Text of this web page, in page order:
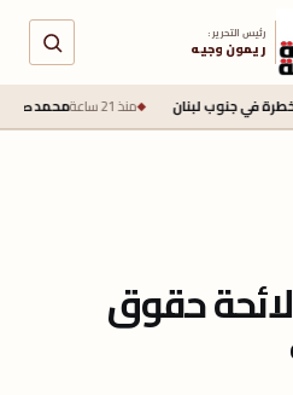
رئيس التحرير :
ريمون وجيه
منذ 21 ساعة محمد صلاح يقترب من
حقوق